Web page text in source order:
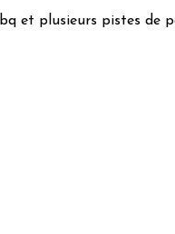
et plusieurs pistes de